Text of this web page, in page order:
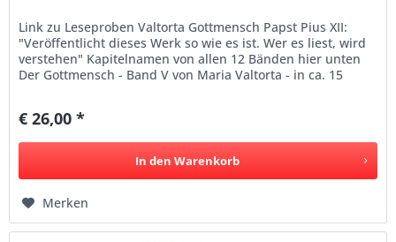
Link zu Leseproben Valtorta Gottmensch Papst Pius XII:
"Veröffentlicht dieses Werk so wie es ist. Wer es liest, wird
verstehen" Kapitelnamen von allen 12 Bänden hier unten
Der Gottmensch - Band V von Maria Valtorta - in ca. 15
€ 26,00 *
In den Warenkorb
Merken